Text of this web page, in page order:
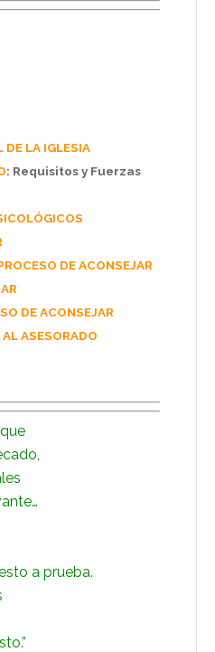
DE LA IGLESIA
: Requisitos y Fuerzas
DE ACONSEJAR
DE ACONSEJAR
ASESORADO
a prueba.